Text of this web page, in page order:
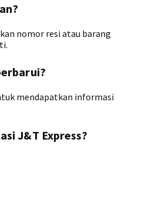
nomor resi atau barang
mendapatkan informasi
J&T Express?